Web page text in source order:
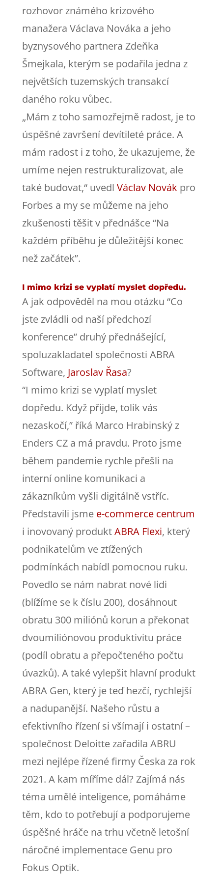
rozhovor známého krizového
manažera Václava Nováka a jeho
byznysového partnera Zdeňka
Šmejkala, kterým se podařila jedna z
největších tuzemských transakcí
daného roku vůbec.
„Mám z toho samozřejmě radost, je to
úspěšné završení devítileté práce. A
mám radost i z toho, že ukazujeme, že
umíme nejen restrukturalizovat, ale
také budovat,“ uvedl Václav Novák pro
Forbes a my se můžeme na jeho
zkušenosti těšit v přednášce “Na
každém příběhu je důležitější konec
než začátek”.
I mimo krizi se vyplatí myslet dopředu.
A jak odpověděl na mou otázku “Co
jste zvládli od naší předchozí
konference” druhý přednášející,
spoluzakladatel společnosti ABRA
Software, Jaroslav Řasa?
“I mimo krizi se vyplatí myslet
dopředu. Když přijde, tolik vás
nezaskočí,” říká Marco Hrabinský z
Enders CZ a má pravdu. Proto jsme
během pandemie rychle přešli na
interní online komunikaci a
zákazníkům vyšli digitálně vstříc.
Představili jsme e-commerce centrum
i inovovaný produktABRA Flexi, který
podnikatelům ve ztížených
podmínkách nabídl pomocnou ruku.
Povedlo se nám nabrat nové lidi
(blížíme se k číslu 200), dosáhnout
obratu 300 miliónů korun a překonat
dvoumiliónovou produktivitu práce
(podíl obratu a přepočteného počtu
úvazků). A také vylepšit hlavní produkt
ABRA Gen, který je teď hezčí, rychlejší
a nadupanější. Našeho růstu a
efektivního řízení si všímají i ostatní –
společnost Deloitte zařadila ABRU
mezi nejlépe řízené firmy Česka za rok
2021. A kam míříme dál? Zajímá nás
téma umělé inteligence, pomáháme
těm, kdo to potřebují a podporujeme
úspěšné hráče na trhu včetně letošní
náročné implementace Genu pro
Fokus Optik.